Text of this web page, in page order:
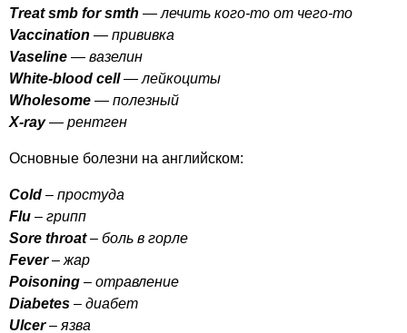
Treat smb for smth — лечить кого-то от чего-то
Vaccination — прививка
Vaseline — вазелин
White-blood cell — лейкоциты
Wholesome — полезный
X-ray— рентген
Основные болезни на английском:
Cold – простуда
Flu – грипп
Sore throat– боль в горле
Fever– жар
Poisoning – отравление
Diabetes – диабет
Ulcer – язва